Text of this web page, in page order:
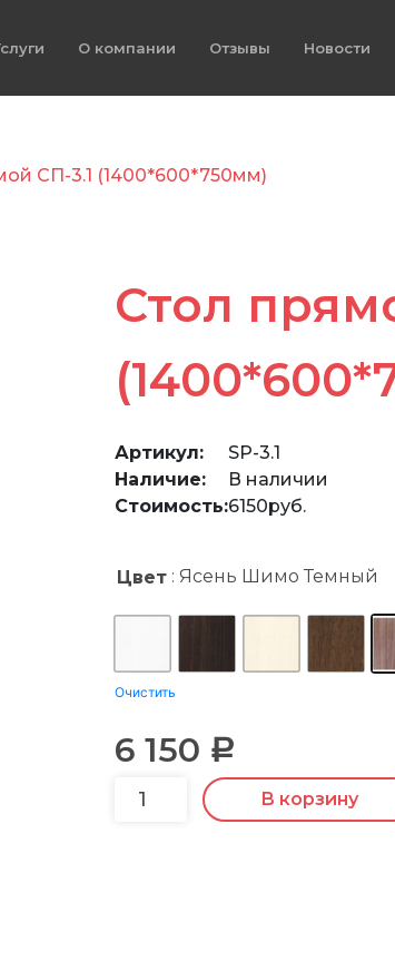
О компании Отзывы Новости
СП-3.1 (1400*600*750мм)
Стол
Артикул:
SP-3.1
Наличие:
В наличии
Стоимость:6150руб.
Цвет : Ясень Шимо Темный
Очистить
6 150 Р
В корзину